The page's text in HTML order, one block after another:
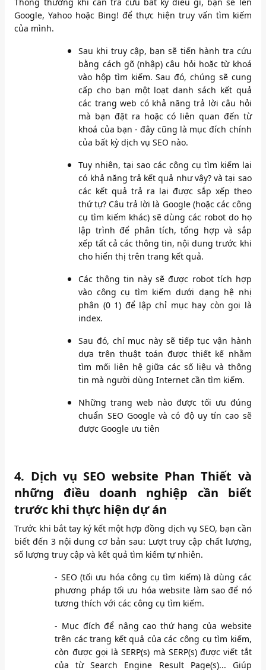
Google, Yahoo hoặc Bing! để thực hiện truy vấn tìm kiếm
của mình.
Sau khi truy cập, bạn sẽ tiến hành tra cứu
bằng cách gõ (nhập) câu hỏi hoặc từ khoá
vào hộp tìm kiếm. Sau đó, chúng sẽ cung
cấp cho bạn một loạt danh sách kết quả
các trang web có khả năng trả lời câu hỏi
mà bạn đặt ra hoặc có liên quan đến từ
khoá của bạn - đây cũng là mục đích chính
của bất kỳ dịch vụ SEO nào.
Tuy nhiên, tại sao các công cụ tìm kiếm lại
có khả năng trả kết quả như vậy? và tại sao
các kết quả trả ra lại được sắp xếp theo
thứ tự? Câu trả lời là Google (hoặc các công
cụ tìm kiếm khác) sẽ dùng các robot do họ
lập trình để phân tích, tổng hợp và sắp
xếp tất cả các thông tin, nội dung trước khi
cho hiển thị trên trang kết quả.
Các thông tin này sẽ được robot tích hợp
vào công cụ tìm kiếm dưới dạng hệ nhị
phân (0 1) để lập chỉ mục hay còn gọi là
index.
Sau đó, chỉ mục này sẽ tiếp tục vận hành
dựa trên thuật toán được thiết kế nhằm
tìm mối liên hệ giữa các số liệu và thông
tin mà người dùng Internet cần tìm kiếm.
Những trang web nào được tối ưu đúng
chuẩn SEO Google và có độ uy tín cao sẽ
được Google ưu tiên
4. Dịch vụ SEO website Phan Thiết và
những điều doanh nghiệp cần biết
trước khi thực hiện dự án
Trước khi bắt tay ký kết một hợp đồng dịch vụ SEO, bạn cần
biết đến 3 nội dung cơ bản sau: Lượt truy cập chất lượng,
số lượng truy cập và kết quả tìm kiếm tự nhiên.
- SEO (tối ưu hóa công cụ tìm kiếm) là dùng các
phương pháp tối ưu hóa website làm sao để nó
tương thích với các công cụ tìm kiếm.
- Mục đích để nâng cao thứ hạng của website
trên các trang kết quả của các công cụ tìm kiếm,
còn được gọi là SERP(s) mà SERP(s) được viết tắt
của từ Search Engine Result Page(s)... Giúp